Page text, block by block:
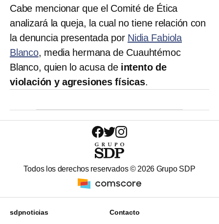
Cabe mencionar que el Comité de Ética
analizará la queja, la cual no tiene relación con
la denuncia presentada por Nidia Fabiola
Blanco, media hermana de Cuauhtémoc
Blanco, quien lo acusa de intento de
violación y agresiones físicas.
Todos los derechos reservados © 2026 Grupo SDP
sdpnoticias Contacto